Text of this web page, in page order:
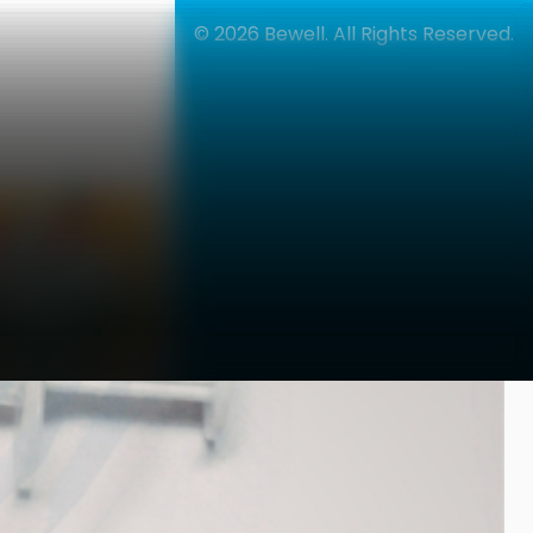
© 2026 Bewell. All Rights Reserved.